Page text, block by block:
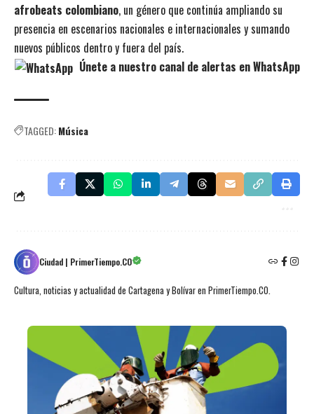
afrobeats colombiano, un género que continúa ampliando su
presencia en escenarios nacionales e internacionales y sumando
nuevos públicos dentro y fuera del país.
Únete a nuestro canal de alertas en WhatsApp
TAGGED:Música
Ciudad | PrimerTiempo.CO
Cultura, noticias y actualidad de Cartagena y Bolívar en PrimerTiempo.CO.